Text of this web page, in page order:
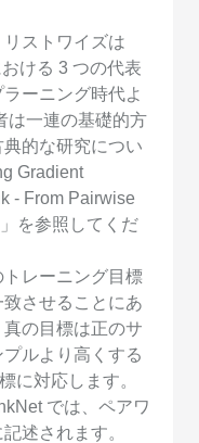
ストワイズは
ける 3 つの代表
ーニング時代よ
は一連の基礎的方
的な研究につい
Gradient
- From Pairwise
を参照してくだ
レーニング目標
させることにあ
の目標は正のサ
ルより高くする
に対応します。
では、ペアワ
述されます。